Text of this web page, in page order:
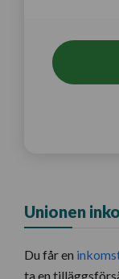
Unionen
Du får en
ta en